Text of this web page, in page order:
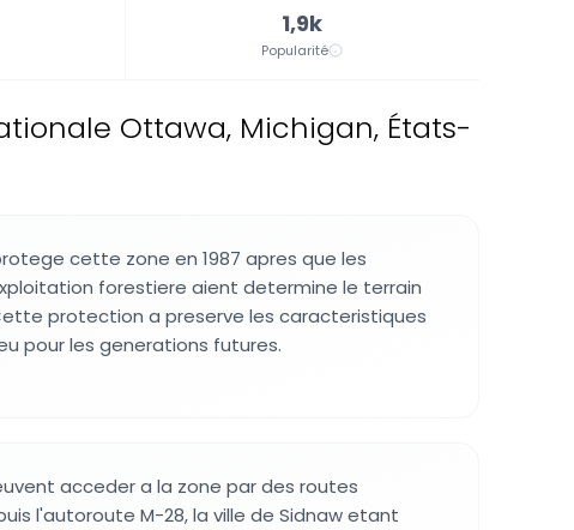
1,9k
Popularité
Ottawa, Michigan, États-
cette zone en 1987 apres que les
forestiere aient determine le terrain
protection a preserve les caracteristiques
pour les generations futures.
acceder a la zone par des routes
l'autoroute M-28, la ville de Sidnaw etant